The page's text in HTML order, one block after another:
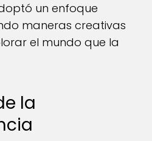
un enfoque
maneras creativas
el mundo que la
la